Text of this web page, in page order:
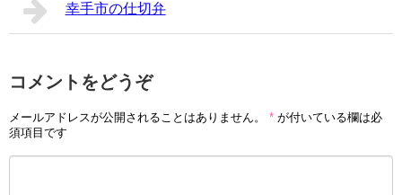
幸手市の仕切弁
コメントをどうぞ
メールアドレスが公開されることはありません。 * が付いている欄は必
須項目です